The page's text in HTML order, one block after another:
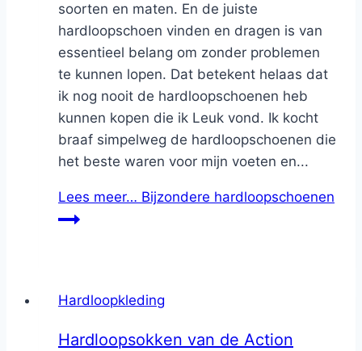
soorten en maten. En de juiste
hardloopschoen vinden en dragen is van
essentieel belang om zonder problemen
te kunnen lopen. Dat betekent helaas dat
ik nog nooit de hardloopschoenen heb
kunnen kopen die ik Leuk vond. Ik kocht
braaf simpelweg de hardloopschoenen die
het beste waren voor mijn voeten en...
Lees meer… Bijzondere hardloopschoenen
Hardloopkleding
Hardloopsokken van de Action